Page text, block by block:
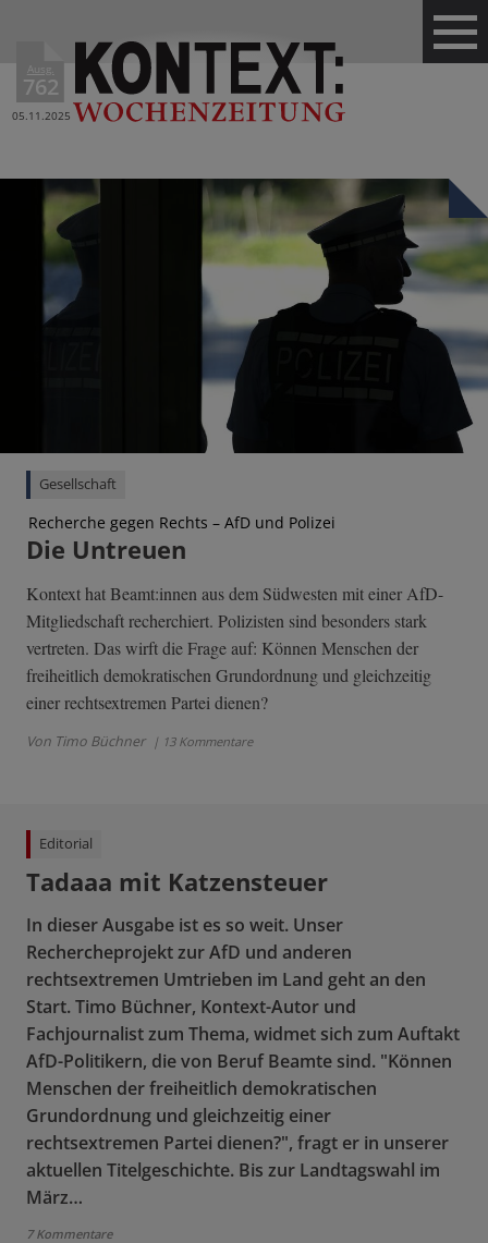
Ausg.
762
05.11.2025
Gesellschaft
Recherche gegen Rechts – AfD und Polizei
Die Untreuen
Kontext hat Beamt:innen aus dem Südwesten mit einer AfD-
Mitgliedschaft recherchiert. Polizisten sind besonders stark
vertreten. Das wirft die Frage auf: Können Menschen der
freiheitlich demokratischen Grundordnung und gleichzeitig
einer rechtsextremen Partei dienen?
Von Timo Büchner | 13 Kommentare
Editorial
Tadaaa mit Katzensteuer
In dieser Ausgabe ist es so weit. Unser
Rechercheprojekt zur AfD und anderen
rechtsextremen Umtrieben im Land geht an den
Start. Timo Büchner, Kontext-Autor und
Fachjournalist zum Thema, widmet sich zum Auftakt
AfD-Politikern, die von Beruf Beamte sind. "Können
Menschen der freiheitlich demokratischen
Grundordnung und gleichzeitig einer
rechtsextremen Partei dienen?", fragt er in unserer
aktuellen Titelgeschichte. Bis zur Landtagswahl im
März…
7 Kommentare